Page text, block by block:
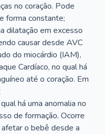
no coração. Pode
forma constante;
dilatação em excesso
causar desde AVC
do miocárdio (IAM),
Cardíaco, no qual há
até o coração. Em
há uma anomalia no
de formação. Ocorre
o bebê desde a